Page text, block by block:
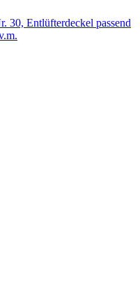
30, Entlüfterdeckel passend